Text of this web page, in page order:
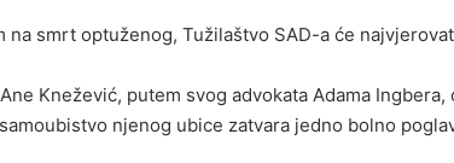
na smrt optuženog, Tužilaštvo SAD-a će
Knežević, putem svog advokata Adama
njenog ubice zatvara jedno bolno